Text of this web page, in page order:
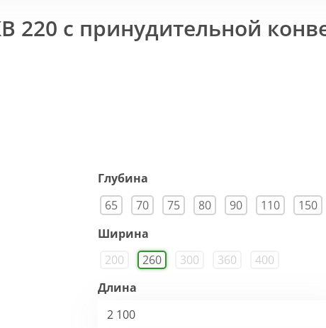
220 с принудительной
Глубина
65
70 75 80 90 110
150
Ширина
200
260 300 360
400
Длина
2 100